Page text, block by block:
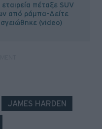
εταιρεία πέταξε SUV
από ράμπα-Δείτε
(video)
JAMES HARDEN